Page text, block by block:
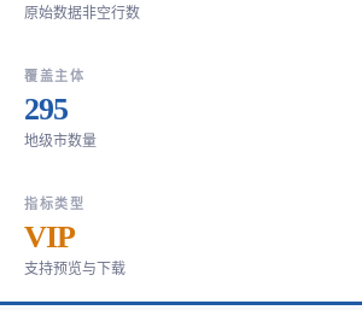
原始数据非空行数
覆盖主体
295
地级市数量
指标类型
VIP
支持预览与下载